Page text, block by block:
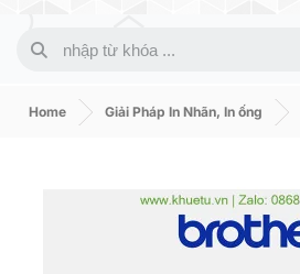
Home Giải Pháp In Nhãn, In ống